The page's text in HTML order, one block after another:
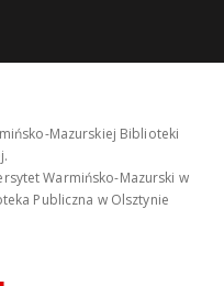
Mazurskiej Biblioteki
Warmińsko-Mazurski w
Publiczna w Olsztynie